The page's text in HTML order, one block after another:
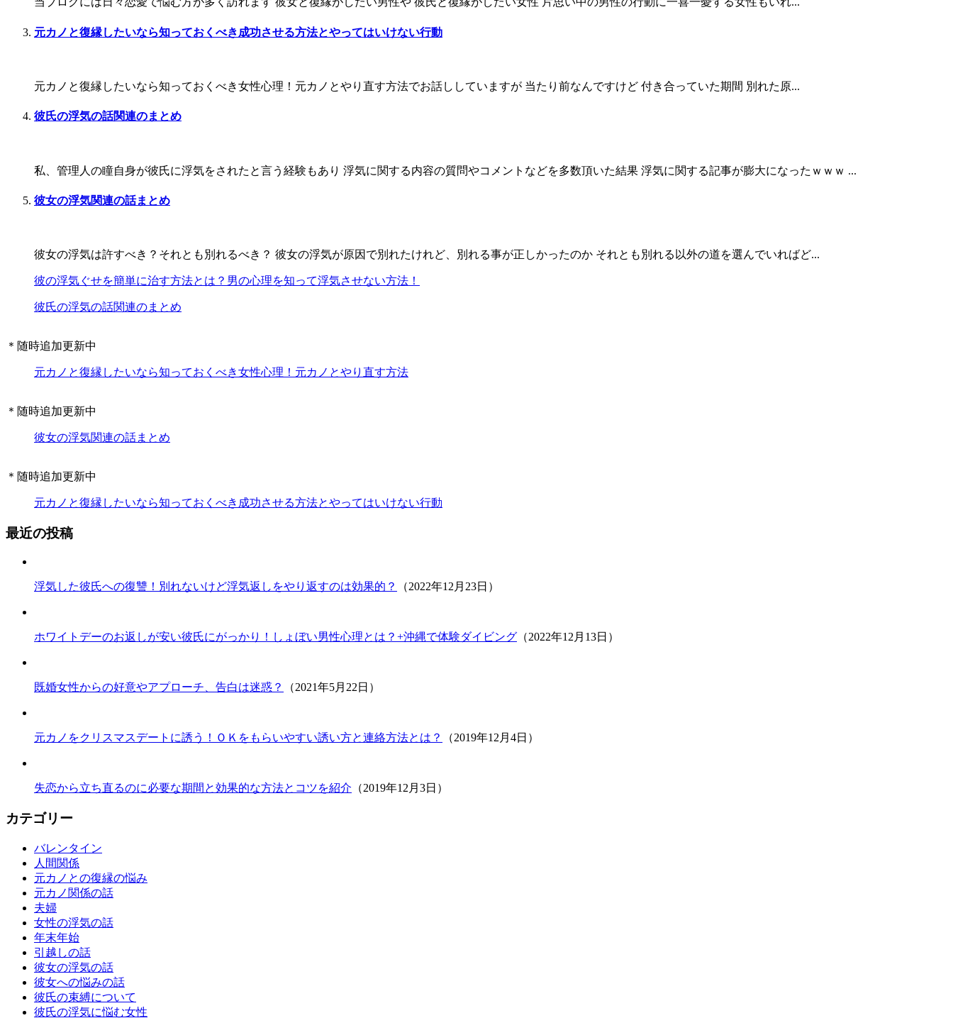
元カノと復縁したいなら知っておくべき成功させる方法とやってはいけない行動
元カノと復縁したいなら知っておくべき女性心理！元カノとやり直す方法でお話ししていますが 当たり前なんですけど 付き合っていた期間 別れた原...
彼氏の浮気の話関連のまとめ
私、管理人の瞳自身が彼氏に浮気をされたと言う経験もあり 浮気に関する内容の質問やコメントなどを多数頂いた結果 浮気に関する記事が膨大になったｗｗｗ ...
彼女の浮気関連の話まとめ
彼女の浮気は許すべき？それとも別れるべき？ 彼女の浮気が原因で別れたけれど、別れる事が正しかったのか それとも別れる以外の道を選んでいればど...
彼の浮気ぐせを簡単に治す方法とは？男の心理を知って浮気させない方法！
彼氏の浮気の話関連のまとめ
＊随時追加更新中
元カノと復縁したいなら知っておくべき女性心理！元カノとやり直す方法
＊随時追加更新中
彼女の浮気関連の話まとめ
＊随時追加更新中
元カノと復縁したいなら知っておくべき成功させる方法とやってはいけない行動
最近の投稿
浮気した彼氏への復讐！別れないけど浮気返しをやり返すのは効果的？ （2022年12月23日）
ホワイトデーのお返しが安い彼氏にがっかり！しょぼい男性心理とは？+沖縄で体験ダイビング （2022年12月13日）
既婚女性からの好意やアプローチ、告白は迷惑？ （2021年5月22日）
元カノをクリスマスデートに誘う！ＯＫをもらいやすい誘い方と連絡方法とは？ （2019年12月4日）
失恋から立ち直るのに必要な期間と効果的な方法とコツを紹介 （2019年12月3日）
カテゴリー
バレンタイン
人間関係
元カノとの復縁の悩み
元カノ関係の話
夫婦
女性の浮気の話
年末年始
引越しの話
彼女の浮気の話
彼女への悩みの話
彼氏の束縛について
彼氏の浮気に悩む女性